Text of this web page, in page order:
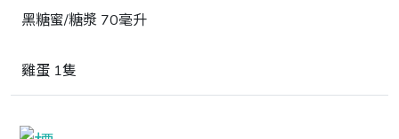
黑糖蜜/糖漿 70毫升
雞蛋 1隻